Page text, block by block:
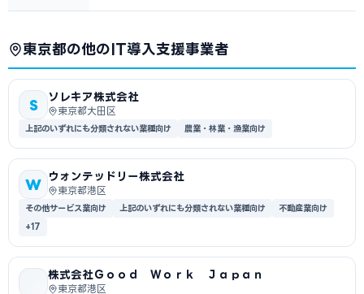
東京都の他のIT導入支援事業者
S
ソレキア株式会社
東京都大田区
上記のいずれにも分類されない業種向け 農業・林業・漁業向け
W
ウォンテッドリー株式会社
東京都港区
その他サービス業向け 上記のいずれにも分類されない業種向け
不動産業向け
+17
株式会社Ｇｏｏｄ Ｗｏｒｋ Ｊａｐａｎ
東京都港区